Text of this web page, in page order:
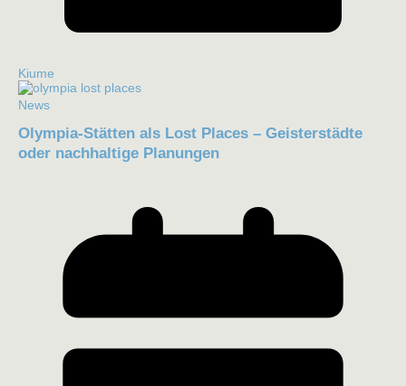
Kiume
News
Olympia-Stätten als Lost Places – Geisterstädte
oder nachhaltige Planungen